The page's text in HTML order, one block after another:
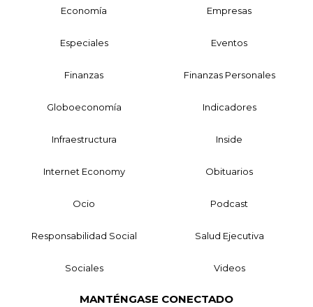
Economía Empresas
Especiales Eventos
Finanzas Finanzas Personales
Globoeconomía Indicadores
Infraestructura Inside
Internet Economy Obituarios
Ocio Podcast
Responsabilidad Social Salud Ejecutiva
Sociales Videos
MANTÉNGASE CONECTADO